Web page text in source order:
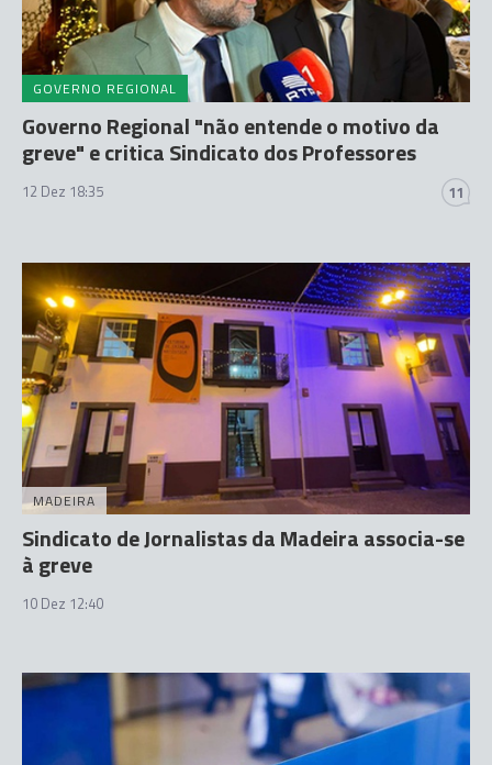
GOVERNO REGIONAL
Governo Regional "não entende o motivo da
greve" e critica Sindicato dos Professores
12 Dez 18:35 11
MADEIRA
Sindicato de Jornalistas da Madeira associa-se
à greve
10 Dez 12:40